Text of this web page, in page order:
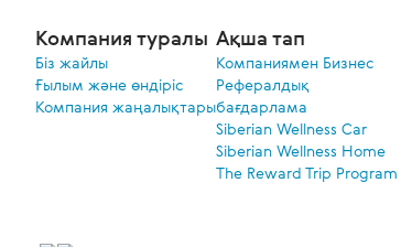
Компания туралы
Біз жайлы
Ғылым және өндіріс
Компания жаңалықтары
Ақша тап
Компаниямен Бизнес
Рефералдық
бағдарлама
Siberian Wellness Car
Siberian Wellness Home
The Reward Trip Program